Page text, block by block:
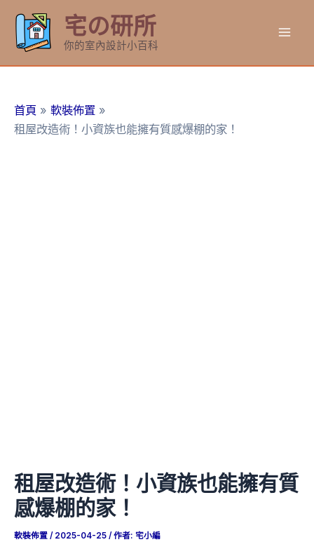
要
宅の研所
你的室內設計小百科
首頁
軟裝佈置
租屋改造術！小資族也能擁有質感爆棚的家！
租屋改造術！小資族也能擁有質
感爆棚的家！
軟裝佈置 / 2025-04-25 / 作者: 宅小編